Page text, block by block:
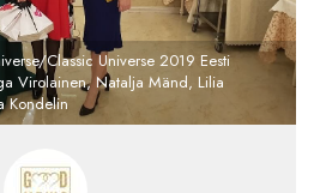
Classic Universe 2019 Eesti
Virolainen, Natalja Mänd, Lilia
Kondelin